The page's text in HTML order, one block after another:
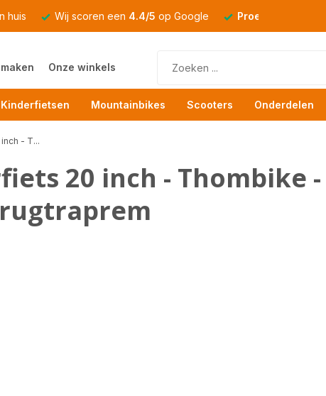
huis Wij scoren een 4.4/5 op Google Proefrit
Onze winkels
Kinderfietsen Mountainbikes Scooters Onderdelen
- T...
20 inch - Thombike -